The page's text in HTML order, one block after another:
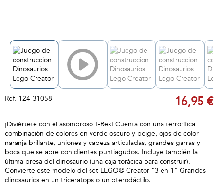
Ref. 124-31058 16,95 €
¡Diviértete con el asombroso T-Rex! Cuenta con una terrorífica
combinación de colores en verde oscuro y beige, ojos de color
naranja brillante, uniones y cabeza articuladas, grandes garras y
boca que se abre con dientes puntiagudos. Incluye también la
última presa del dinosaurio (una caja torácica para construir).
Convierte este modelo del set LEGO® Creator “3 en 1” Grandes
dinosaurios en un triceratops o un pterodáctilo.